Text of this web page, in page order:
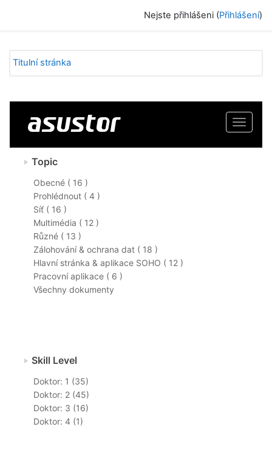
Nejste přihlášeni (Přihlášení)
Titulní stránka